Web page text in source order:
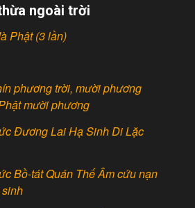
ngoài trời
Phật (3 lần)
phương trời, mười phương
mười phương
Đương Lai Hạ Sinh Di Lặc
Bồ-tát Quán Thế Âm cứu nạn